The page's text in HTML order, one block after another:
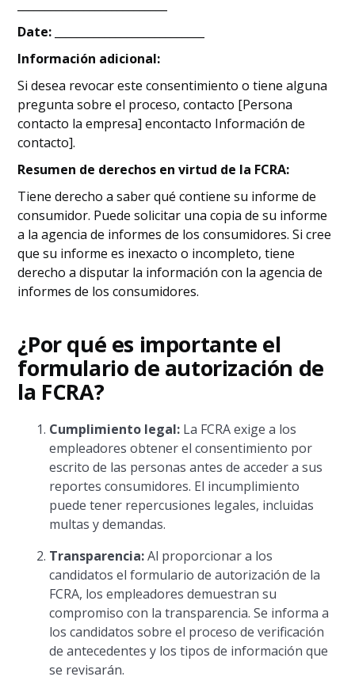
Date:
Información adicional:
Si desea revocar este consentimiento o tiene alguna
pregunta sobre el proceso, contacto [Persona
contacto la empresa] encontacto Información de
contacto].
Resumen de derechos en virtud de la FCRA:
Tiene derecho a saber qué contiene su informe de
consumidor. Puede solicitar una copia de su informe
a la agencia de informes de los consumidores. Si cree
que su informe es inexacto o incompleto, tiene
derecho a disputar la información con la agencia de
informes de los consumidores.
¿Por qué es importante el
formulario de autorización de
la FCRA?
Cumplimiento legal: La FCRA exige a los
empleadores obtener el consentimiento por
escrito de las personas antes de acceder a sus
reportes consumidores. El incumplimiento
puede tener repercusiones legales, incluidas
multas y demandas.
Transparencia:Al proporcionar a los
candidatos el formulario de autorización de la
FCRA, los empleadores demuestran su
compromiso con la transparencia. Se informa a
los candidatos sobre el proceso de verificación
de antecedentes y los tipos de información que
se revisarán.